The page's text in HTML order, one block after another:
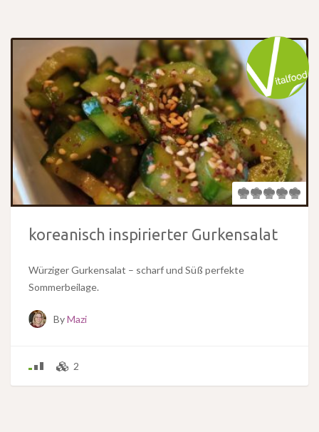
koreanisch inspirierter Gurkensalat
Würziger Gurkensalat – scharf und Süß perfekte
Sommerbeilage.
ByMazi
2